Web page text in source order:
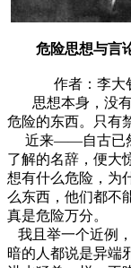
危险思想与言
作者：李大
思想本身，没
危险的东西。只有
近来——自古已
了解的名辞，便大
想有什么危险，为
么东西，他们都不
真是危险万分。
我且举一个近例
暗的人都说是异端